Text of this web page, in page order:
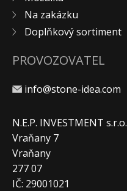
KONTAKT
Na zakázku
Doplňkový sortiment
PROVOZOVATEL
info@stone-idea.com
N.E.P. INVESTMENT s.r.o.
Vraňany 7
Vraňany
277 07
IČ: 29001021